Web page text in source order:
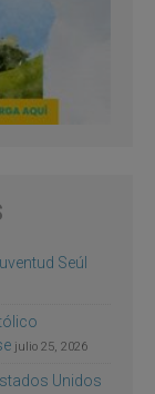
Seúl
julio 25, 2026
Unidos